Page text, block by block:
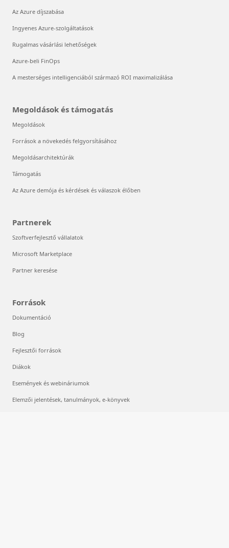
Az Azure díjszabása
Ingyenes Azure-szolgáltatások
Rugalmas vásárlási lehetőségek
Azure-beli FinOps
A mesterséges intelligenciából származó ROI maximalizálása
Megoldások és támogatás
Megoldások
Források a növekedés felgyorsításához
Megoldásarchitektúrák
Támogatás
Az Azure demója és kérdések és válaszok élőben
Partnerek
Szoftverfejlesztő vállalatok
Microsoft Marketplace
Partner keresése
Források
Dokumentáció
Blog
Fejlesztői források
Diákok
Események és webináriumok
Elemzői jelentések, tanulmányok, e-könyvek